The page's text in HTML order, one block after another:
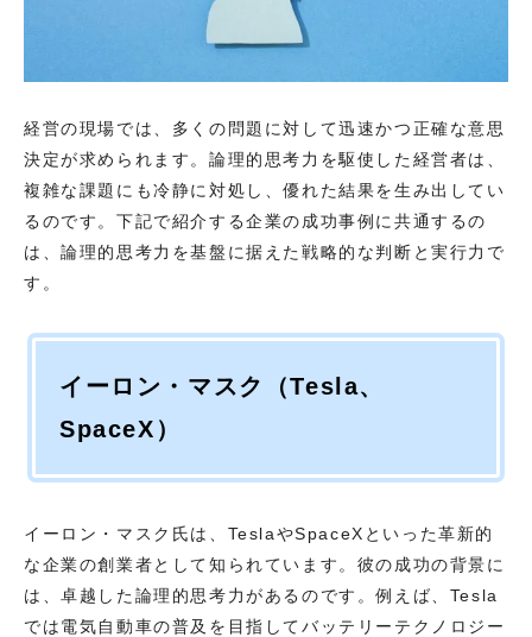
経営の現場では、多くの問題に対して迅速かつ正確な意思
決定が求められます。論理的思考力を駆使した経営者は、
複雑な課題にも冷静に対処し、優れた結果を生み出してい
るのです。下記で紹介する企業の成功事例に共通するの
は、論理的思考力を基盤に据えた戦略的な判断と実行力で
す。
イーロン・マスク（Tesla、
SpaceX）
イーロン・マスク氏は、TeslaやSpaceXといった革新的
な企業の創業者として知られています。彼の成功の背景に
は、卓越した論理的思考力があるのです。例えば、Tesla
では電気自動車の普及を目指してバッテリーテクノロジー